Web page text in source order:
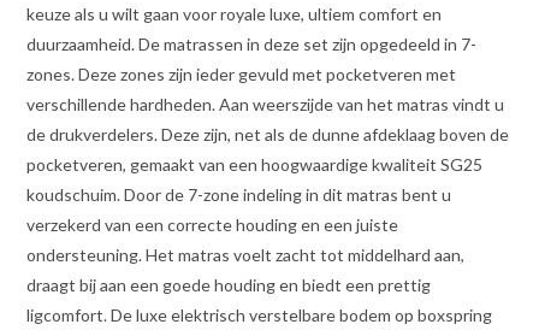
keuze als u wilt gaan voor royale luxe, ultiem comfort en
duurzaamheid. De matrassen in deze set zijn opgedeeld in 7-
zones. Deze zones zijn ieder gevuld met pocketveren met
verschillende hardheden. Aan weerszijde van het matras vindt u
de drukverdelers. Deze zijn, net als de dunne afdeklaag boven de
pocketveren, gemaakt van een hoogwaardige kwaliteit SG25
koudschuim. Door de 7-zone indeling in dit matras bent u
verzekerd van een correcte houding en een juiste
ondersteuning. Het matras voelt zacht tot middelhard aan,
draagt bij aan een goede houding en biedt een prettig
ligcomfort. De luxe elektrisch verstelbare bodem op boxspring